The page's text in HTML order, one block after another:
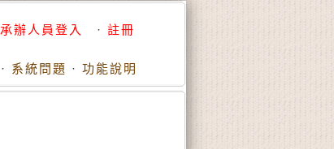
承辦人員登入 · 註冊
· 系統問題 · 功能說明